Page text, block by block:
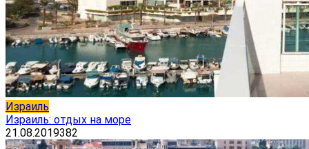
Израиль
Израиль: отдых на море
21.08.2019382